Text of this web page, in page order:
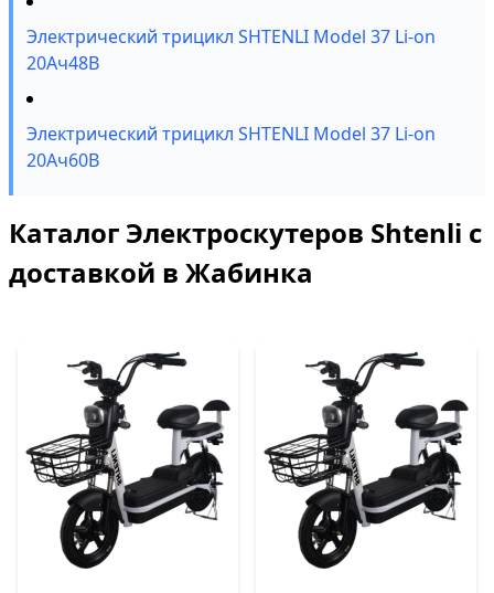
Электрический трицикл SHTENLI Model 37 Li-on
20Ач48В
Электрический трицикл SHTENLI Model 37 Li-on
20Ач60В
Каталог Электроскутеров Shtenli с
доставкой в Жабинка